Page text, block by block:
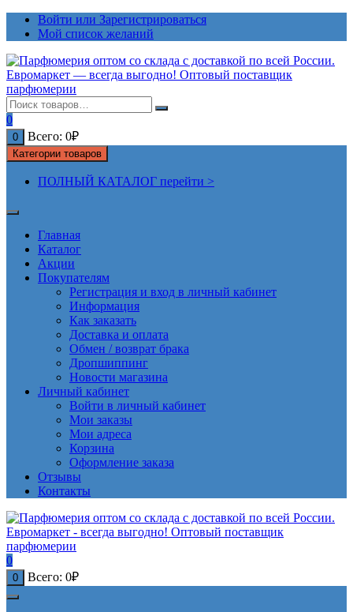
ПерейтиВойти или Зарегистрироваться
Мой список желаний
0
0 Всего: 0₽
Категории товаров
ПОЛНЫЙ КАТАЛОГ перейти >
Главная
Каталог
Акции
Покупателям
Регистрация и вход в личный кабинет
Информация
Как заказать
Доставка и оплата
Обмен / возврат брака
Дропшиппинг
Новости магазина
Личный кабинет
Войти в личный кабинет
Мои заказы
Мои адреса
Корзина
Оформление заказа
Отзывы
Контакты
0
0 Всего: 0₽